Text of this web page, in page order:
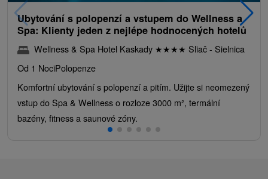
Ubytování s polopenzí a vstupem do Wellness a
Spa: Klienty jeden z nejlépe hodnocených hotelů
Wellness & Spa Hotel Kaskady ★★★★ Sliač - Sielnica
Od 1 NociPolopenze
Komfortní ubytování s polopenzí a pitím. Užijte si neomezený
vstup do Spa & Wellness o rozloze 3000 m², termální
bazény, fitness a saunové zóny.